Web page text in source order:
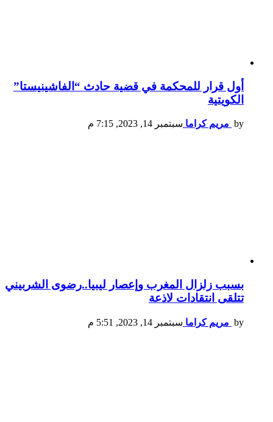
أول قرار للمحكمة في قضية حادث “الفاشينيستا”
الكويتية
by مريم كراما سبتمبر 14, 2023, 7:15 م
بسبب زلزال المغرب وإعصار ليبيا..رضوى الشربيني
تتلقى انتقادات لاذعة
by مريم كراما سبتمبر 14, 2023, 5:51 م